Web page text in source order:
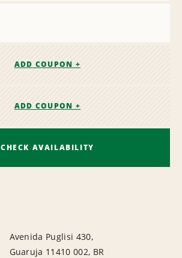
ADD COUPON +
ADD COUPON +
CHECK AVAILABILITY
Avenida Puglisi 430,
Guaruja 11410 002, BR